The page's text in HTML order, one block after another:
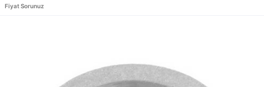
Fiyat Sorunuz